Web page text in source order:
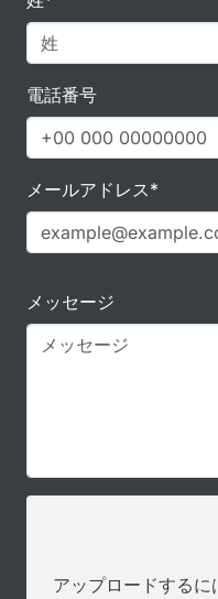
電話番号
メールアドレス*
メッセージ
アップロードする